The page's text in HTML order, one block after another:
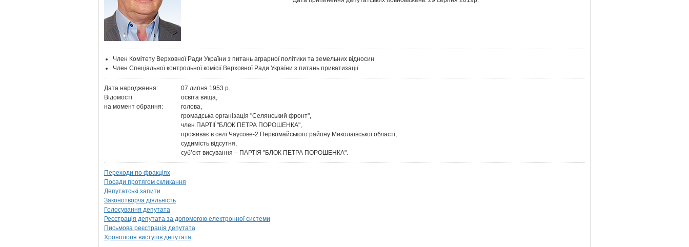
Член Комітету Верховної Ради України з питань аграрної політики та земельних відносин
Член Спеціальної контрольної комісії Верховної Ради України з питань приватизації
Дата народження:
07 липня 1953 р.
Відомості
на момент обрання:
освіта вища,
голова,
громадська організація "Селянський фронт",
член ПАРТІЇ "БЛОК ПЕТРА ПОРОШЕНКА",
проживає в селі Чаусове-2 Первомайського району Миколаївської області,
судимість відсутня,
суб’єкт висування – ПАРТІЯ "БЛОК ПЕТРА ПОРОШЕНКА".
Переходи по фракціях
Посади протягом скликання
Депутатські запити
Законотворча діяльність
Голосування депутата
Реєстрація депутата за допомогою електронної системи
Письмова реєстрація депутата
Хронологія виступів депутата